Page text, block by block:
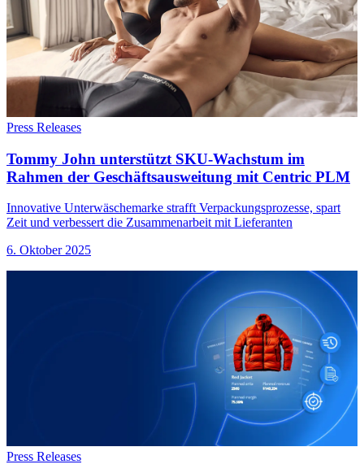
Press Releases
Tommy John unterstützt SKU-Wachstum im
Rahmen der Geschäftsausweitung mit Centric PLM
Innovative Unterwäschemarke strafft Verpackungsprozesse, spart
Zeit und verbessert die Zusammenarbeit mit Lieferanten
6. Oktober 2025
Press Releases